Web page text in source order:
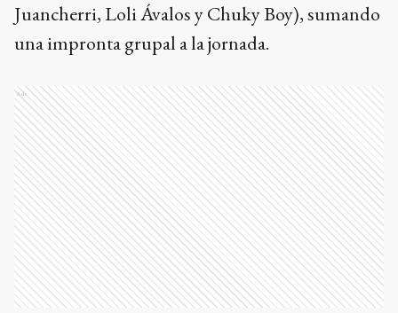
Juancherri, Loli Ávalos y Chuky Boy), sumando
una impronta grupal a la jornada.
Ads